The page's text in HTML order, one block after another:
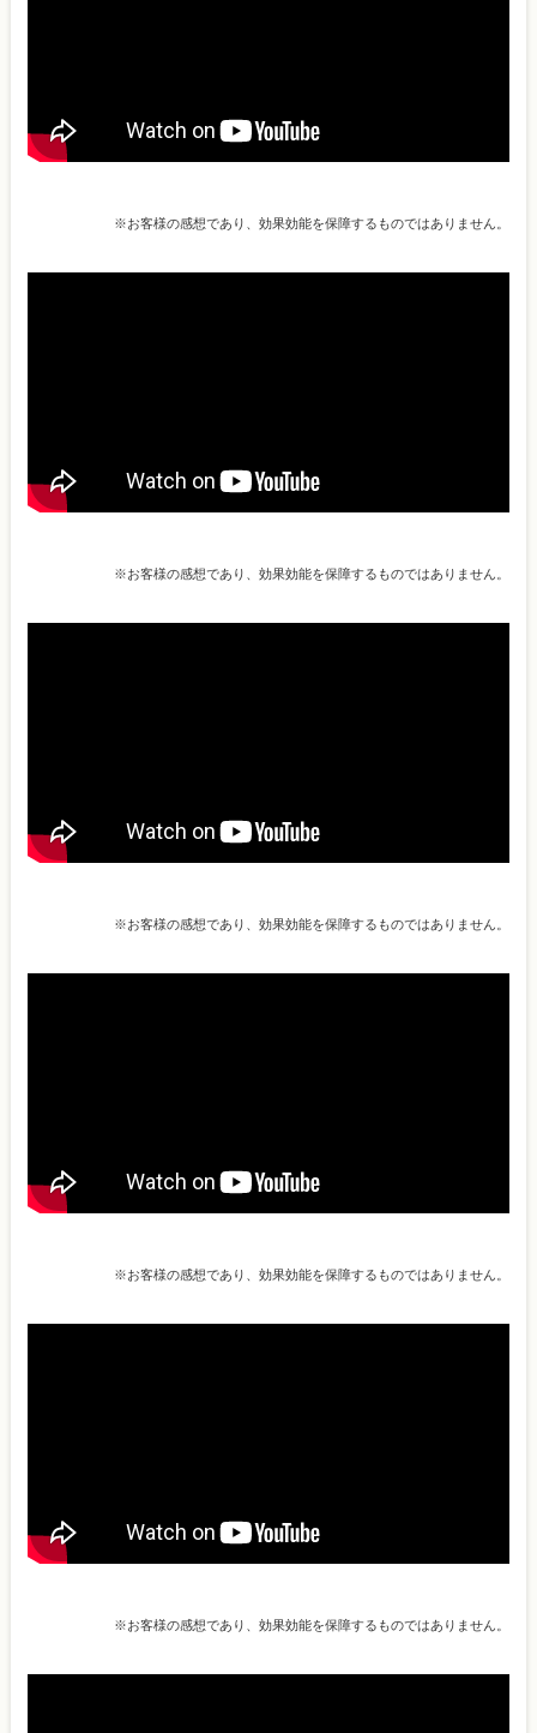
※お客様の感想であり、効果効能を保障するものではありません。
※お客様の感想であり、効果効能を保障するものではありません。
※お客様の感想であり、効果効能を保障するものではありません。
※お客様の感想であり、効果効能を保障するものではありません。
※お客様の感想であり、効果効能を保障するものではありません。